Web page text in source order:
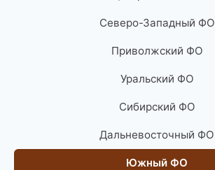
Северо-Западный ФО
Приволжский ФО
Уральский ФО
Сибирский ФО
Дальневосточный ФО
Южный ФО